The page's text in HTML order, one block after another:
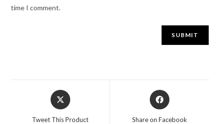
time I comment.
Tweet This Product Share on Facebook